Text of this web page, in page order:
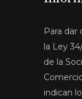
Para
la Ley
de la
indican